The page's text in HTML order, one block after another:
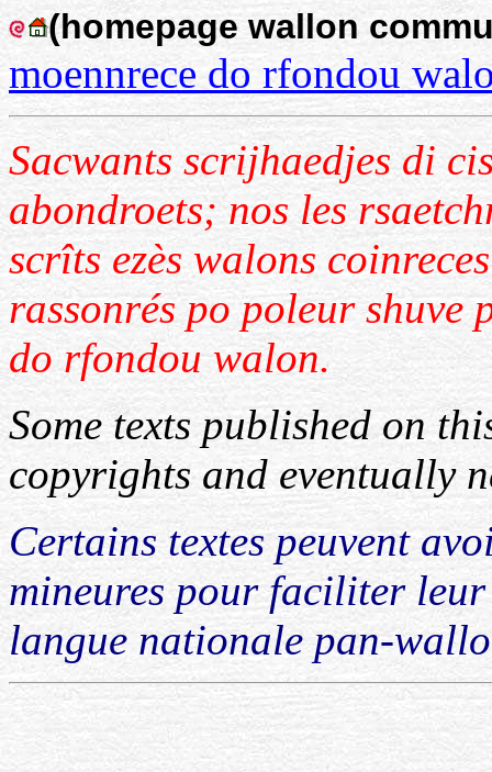
(homepage wallon
moennrece do rfondou
Sacwants scrijhaedjes di
abondroets; nos les
scrîts ezès walons
rassonrés po poleur shuve
do rfondou walon.
Some texts published on
copyrights and eventually
Certains textes peuvent
mineures pour faciliter
langue nationale pan-